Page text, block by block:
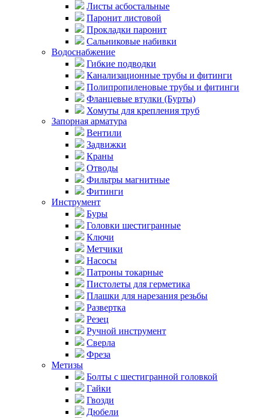
Листы асбостальные
Паронит листовой
Прокладки паронит
Сальниковые набивки
Водоснабжение
Гибкие подводки
Канализационные трубы и фитинги
Полипропиленовые трубы и фитинги
Фланцевые втулки (Бурты)
Хомуты для крепления труб
Запорная арматура
Вентили
Задвижки
Краны
Отводы
Фильтры магнитные
Фитинги
Инструмент
Буры
Головки шестигранные
Ключи
Метчики
Насосы
Патроны токарные
Пистолеты для герметика
Плашки для нарезания резьбы
Развертка
Резец
Ручной инструмент
Сверла
Фреза
Метизы
Болты с шестигранной головкой
Гайки
Гвозди
Дюбели